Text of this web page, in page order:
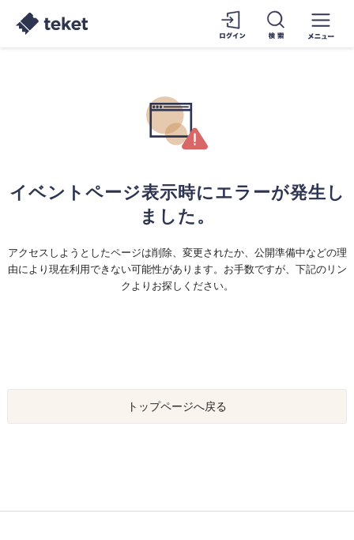
イベントページ表示時にエラーが発生し
ました。
アクセスしようとしたページは削除、変更されたか、公開準備中などの理
由により現在利用できない可能性があります。お手数ですが、下記のリン
クよりお探しください。
トップページへ戻る